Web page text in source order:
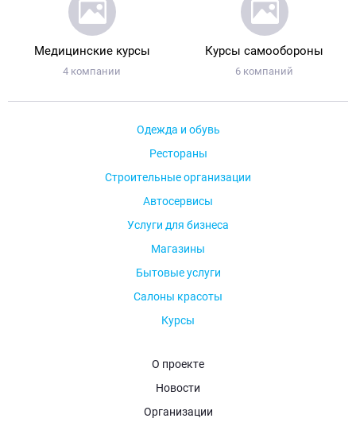
Медицинские курсы
4 компании
Курсы самообороны
6 компаний
Одежда и обувь
Рестораны
Строительные организации
Автосервисы
Услуги для бизнеса
Магазины
Бытовые услуги
Салоны красоты
Курсы
О проекте
Новости
Организации